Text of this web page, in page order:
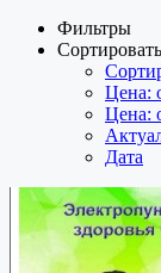
Фильтры
Цена:
Цена:
Дата